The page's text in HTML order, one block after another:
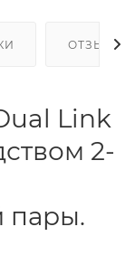
ОТЗЫВЫ
Link
2-
пары.